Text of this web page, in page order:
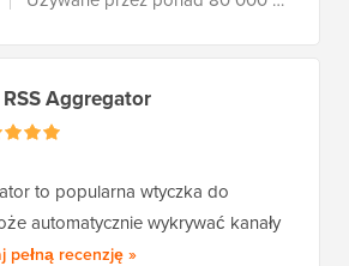
Aggregator
to popularna wtyczka do
automatycznie wykrywać kanały
pełną recenzjęWP RSS Aggregator
»